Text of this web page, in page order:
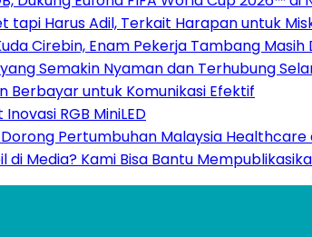
tapi Harus Adil, Terkait Harapan untuk
Cirebin, Enam Pekerja Tambang Masih
Semakin Nyaman dan Terhubung
Berbayar untuk Komunikasi Efektif
RGB MiniLED
Pertumbuhan Malaysia Healthcare
Media? Kami Bisa Bantu